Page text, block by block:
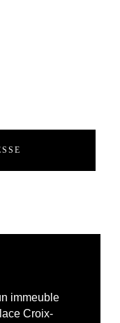
immeuble
Croix-